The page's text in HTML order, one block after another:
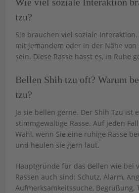
tzu?
Sie brauchen viel soziale
mit jemandem oder in der Nähe von
sein. Diese Rasse hasst es, in Ruhe
Bellen Shih tzu oft? Warum
tzu?
Ja sie bellen gerne. Der Shih Tzu ist
stimmgewaltige Rasse. Auf jeden
Wahl, wenn Sie eine ruhige Rasse
und heulen sie gern laut.
Hauptgründe für das Bellen wie bei
Rassen auch sind: Schutz, Alarm,
Aufmerksamkeitssuche, Begrüßung,